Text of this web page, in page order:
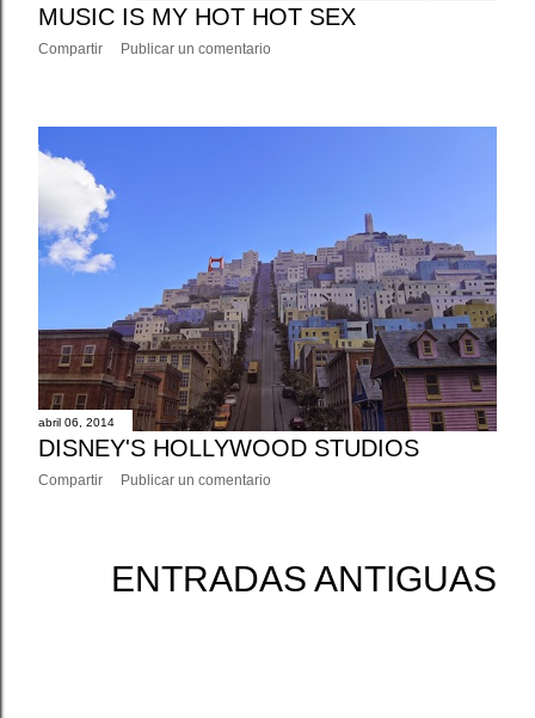
MUSIC IS MY HOT HOT SEX
Compartir Publicar un comentario
abril 06, 2014
DISNEY'S HOLLYWOOD STUDIOS
Compartir Publicar un comentario
ENTRADAS ANTIGUAS